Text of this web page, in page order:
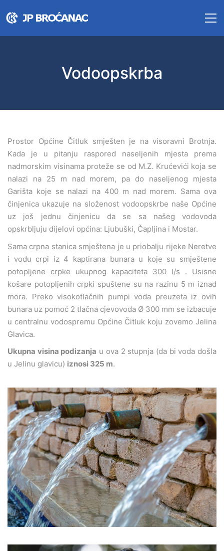
Vodoopskrba
Prostor Općine Čitluk smješten je na visoravni Brotnja.
Kada je u pitanju raspored naseljenih mjesta prema
nadmorskim visinama proteže se od M.Z. Krućevići koja se
nalazi na 25 m nad morem, pa do naseljenog mjesta
Garišta koje se nalazi na 400 m nad morem. Sama ova
činjenica ukazuje na složenost vodoopskrbe naše Općine
uz još jednu činjenicu da se sa našeg vodovoda
opskrbljuju dijelovi općina: Ljubuški, Čapljina i Mostar.
Sama crpna stanica smještena je u priobalju rijeke Neretve
i vodu crpi iz 4 kaptirana bunara u koje su smještene
potopljene crpke ukupnog kapaciteta 300 l/s . Usisne
košare potopljenih crpki spuštene su na razinu 5 m iznad
mora. Preko visokotlačnih pumpi voda preuzeta iz ovih
bunara uz pomoć 2 tlačna cjevovoda Ø 300 mm se izbacuje
u centralnu vodospremu Općine Čitluk koju zovemo Jelina
Glavica.
Ukupna visina podizanja u ova 2 stupnja (da bi voda došla
u Jelinu glavicu) iznosi 325 m.